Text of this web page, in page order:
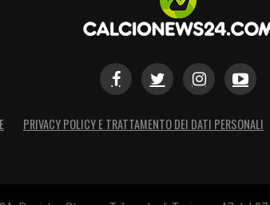
PRIVACY POLICY E TRATTAMENTO DEI DATI PERSONALI